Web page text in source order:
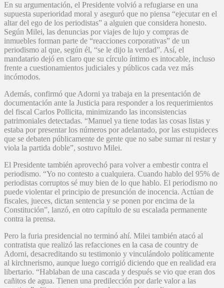
En su argumentación, el Presidente volvió a refugiarse en una
supuesta superioridad moral y aseguró que no piensa “ejecutar en el
altar del ego de los periodistas” a alguien que considera honesto.
Según Milei, las denuncias por viajes de lujo y compras de
inmuebles forman parte de “reacciones corporativas” de un
periodismo al que, según él, “se le dijo la verdad”. Así, el
mandatario dejó en claro que su círculo íntimo es intocable, incluso
frente a cuestionamientos judiciales y públicos cada vez más
incómodos.
Además, confirmó que Adorni ya trabaja en la presentación de
documentación ante la Justicia para responder a los requerimientos
del fiscal Carlos Pollicita, minimizando las inconsistencias
patrimoniales detectadas. “Manuel ya tiene todas las cosas listas y
estaba por presentar los números por adelantado, por las estupideces
que se debaten públicamente de gente que no sabe sumar ni restar y
viola la partida doble”, sostuvo Milei.
El Presidente también aprovechó para volver a embestir contra el
periodismo. “Yo no contesto a cualquiera. Cuando hablo del 95% de
periodistas corruptos sé muy bien de lo que hablo. El periodismo no
puede violentar el principio de presunción de inocencia. Actúan de
fiscales, jueces, dictan sentencia y se ponen por encima de la
Constitución”, lanzó, en otro capítulo de su escalada permanente
contra la prensa.
Pero la furia presidencial no terminó ahí. Milei también atacó al
contratista que realizó las refacciones en la casa de country de
Adorni, desacreditando su testimonio y vinculándolo políticamente
al kirchnerismo, aunque luego corrigió diciendo que en realidad era
libertario. “Hablaban de una cascada y después se vio que eran dos
cañitos de agua. Tienen una predilección por darle valor a las